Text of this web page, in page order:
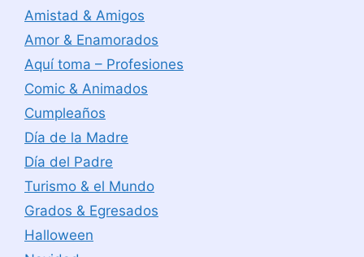
Amistad & Amigos
Amor & Enamorados
Aquí toma – Profesiones
Comic & Animados
Cumpleaños
Día de la Madre
Día del Padre
Turismo & el Mundo
Grados & Egresados
Halloween